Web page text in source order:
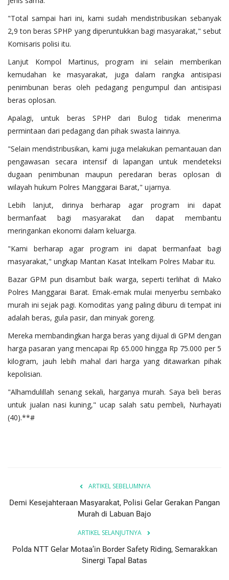
"Total sampai hari ini, kami sudah mendistribusikan sebanyak
2,9 ton beras SPHP yang diperuntukkan bagi masyarakat," sebut
Komisaris polisi itu.
Lanjut Kompol Martinus, program ini selain memberikan
kemudahan ke masyarakat, juga dalam rangka antisipasi
penimbunan beras oleh pedagang pengumpul dan antisipasi
beras oplosan.
Apalagi, untuk beras SPHP dari Bulog tidak menerima
permintaan dari pedagang dan pihak swasta lainnya.
"Selain mendistribusikan, kami juga melakukan pemantauan dan
pengawasan secara intensif di lapangan untuk mendeteksi
dugaan penimbunan maupun peredaran beras oplosan di
wilayah hukum Polres Manggarai Barat," ujarnya.
Lebih lanjut, dirinya berharap agar program ini dapat
bermanfaat bagi masyarakat dan dapat membantu
meringankan ekonomi dalam keluarga.
"Kami berharap agar program ini dapat bermanfaat bagi
masyarakat," ungkap Mantan Kasat Intelkam Polres Mabar itu.
Bazar GPM pun disambut baik warga, seperti terlihat di Mako
Polres Manggarai Barat. Emak-emak mulai menyerbu sembako
murah ini sejak pagi. Komoditas yang paling diburu di tempat ini
adalah beras, gula pasir, dan minyak goreng.
Mereka membandingkan harga beras yang dijual di GPM dengan
harga pasaran yang mencapai Rp 65.000 hingga Rp 75.000 per 5
kilogram, jauh lebih mahal dari harga yang ditawarkan pihak
kepolisian.
"Alhamdulillah senang sekali, harganya murah. Saya beli beras
untuk jualan nasi kuning," ucap salah satu pembeli, Nurhayati
(40).**#
ARTIKEL SEBELUMNYA
Demi Kesejahteraan Masyarakat, Polisi Gelar Gerakan Pangan
Murah di Labuan Bajo
ARTIKEL SELANJUTNYA
Polda NTT Gelar Motaa’in Border Safety Riding, Semarakkan
Sinergi Tapal Batas